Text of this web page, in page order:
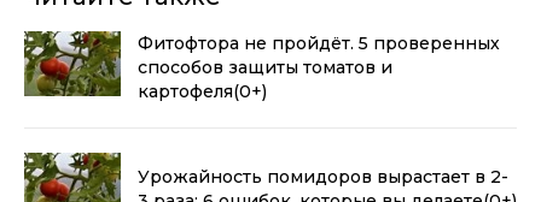
Фитофтора не пройдёт. 5 проверенных
способов защиты томатов и
картофеля(0+)
Урожайность помидоров вырастает в 2-